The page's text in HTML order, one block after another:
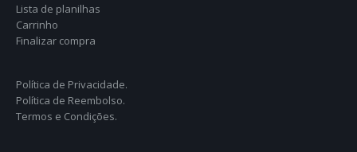
Lista de planilhas
Carrinho
Finalizar compra
Política de Privacidade.
Política de Reembolso.
Termos e Condições.